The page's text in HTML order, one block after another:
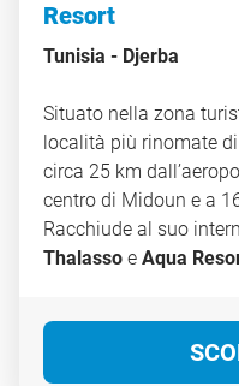
Resort
Tunisia - Djerba
Situato nella zona
località più rinomate
circa 25 km
centro di Midoun e a
Racchiude al suo
Thalasso e Aqua
paesaggio
che li ospita. Qui si
camminando tra